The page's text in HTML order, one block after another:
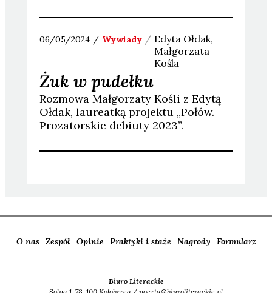
06/05/2024 Wywiady EdytaOłdak
Małgorzata
Kośla
Żuk w pudełku
Rozmowa Małgorzaty Kośli z Edytą
Ołdak, laureatką projektu „Połów.
Prozatorskie debiuty 2023”.
O nas Zespół Opinie Praktyki i staże Nagrody Formularz
Biuro Literackie